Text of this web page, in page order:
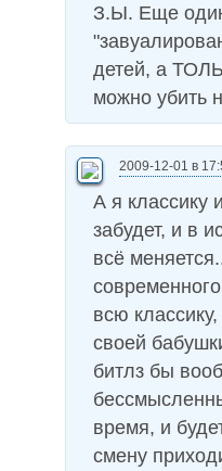
З.Ы. Еще
детей, а
можно убить
2009-12-01 в
А я классику
забудет, и в
всё
всю
своей
битлз бы
время, и
смену